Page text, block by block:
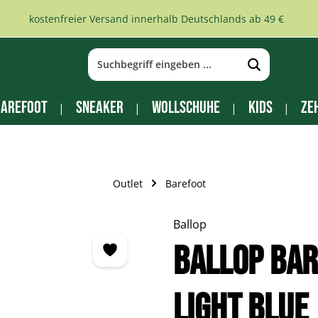
kostenfreier Versand innerhalb Deutschlands ab 49 €
Sneaker Wollschuhe Kids
Outlet Barefoot
Ballop
BALLOP